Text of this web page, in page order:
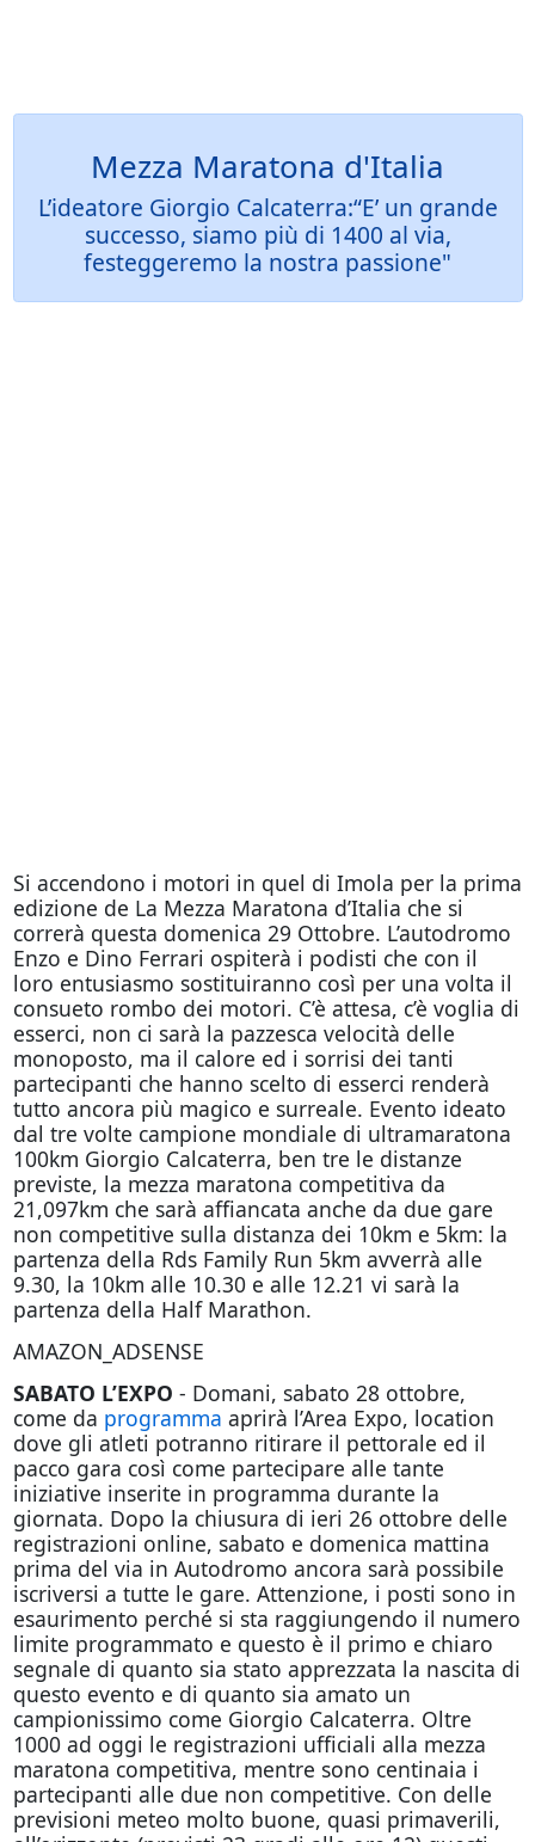
Mezza Maratona d'Italia
L’ideatore Giorgio Calcaterra:“E’ un grande
successo, siamo più di 1400 al via,
festeggeremo la nostra passione"
Si accendono i motori in quel di Imola per la prima
edizione de La Mezza Maratona d’Italia che si
correrà questa domenica 29 Ottobre. L’autodromo
Enzo e Dino Ferrari ospiterà i podisti che con il
loro entusiasmo sostituiranno così per una volta il
consueto rombo dei motori. C’è attesa, c’è voglia di
esserci, non ci sarà la pazzesca velocità delle
monoposto, ma il calore ed i sorrisi dei tanti
partecipanti che hanno scelto di esserci renderà
tutto ancora più magico e surreale. Evento ideato
dal tre volte campione mondiale di ultramaratona
100km Giorgio Calcaterra, ben tre le distanze
previste, la mezza maratona competitiva da
21,097km che sarà affiancata anche da due gare
non competitive sulla distanza dei 10km e 5km: la
partenza della Rds Family Run 5km avverrà alle
9.30, la 10km alle 10.30 e alle 12.21 vi sarà la
partenza della Half Marathon.
AMAZON_ADSENSE
SABATO L’EXPO - Domani, sabato 28 ottobre,
come da programma aprirà l’Area Expo, location
dove gli atleti potranno ritirare il pettorale ed il
pacco gara così come partecipare alle tante
iniziative inserite in programma durante la
giornata. Dopo la chiusura di ieri 26 ottobre delle
registrazioni online, sabato e domenica mattina
prima del via in Autodromo ancora sarà possibile
iscriversi a tutte le gare. Attenzione, i posti sono in
esaurimento perché si sta raggiungendo il numero
limite programmato e questo è il primo e chiaro
segnale di quanto sia stato apprezzata la nascita di
questo evento e di quanto sia amato un
campionissimo come Giorgio Calcaterra. Oltre
1000 ad oggi le registrazioni ufficiali alla mezza
maratona competitiva, mentre sono centinaia i
partecipanti alle due non competitive. Con delle
previsioni meteo molto buone, quasi primaverili,